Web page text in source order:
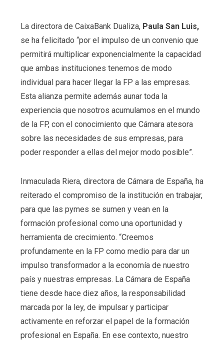
La directora de CaixaBank Dualiza, Paula San Luis,
se ha felicitado “por el impulso de un convenio que
permitirá multiplicar exponencialmente la capacidad
que ambas instituciones tenemos de modo
individual para hacer llegar la FP a las empresas.
Esta alianza permite además aunar toda la
experiencia que nosotros acumulamos en el mundo
de la FP, con el conocimiento que Cámara atesora
sobre las necesidades de sus empresas, para
poder responder a ellas del mejor modo posible”.
Inmaculada Riera, directora de Cámara de España, ha
reiterado el compromiso de la institución en trabajar,
para que las pymes se sumen y vean en la
formación profesional como una oportunidad y
herramienta de crecimiento. “Creemos
profundamente en la FP como medio para dar un
impulso transformador a la economía de nuestro
país y nuestras empresas. La Cámara de España
tiene desde hace diez años, la responsabilidad
marcada por la ley, de impulsar y participar
activamente en reforzar el papel de la formación
profesional en España. En ese contexto, nuestro